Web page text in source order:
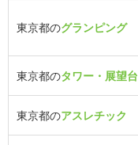
東京都のグランピング
東京都のタワー・展望台
東京都のアスレチック